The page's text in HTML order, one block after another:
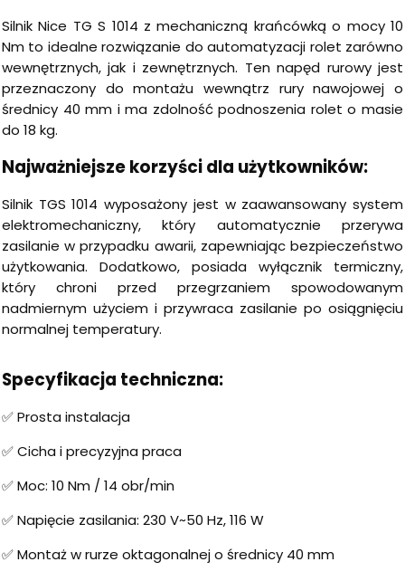
Silnik Nice TG S 1014 z mechaniczną krańcówką o mocy 10
Nm to idealne rozwiązanie do automatyzacji rolet zarówno
wewnętrznych, jak i zewnętrznych. Ten napęd rurowy jest
przeznaczony do montażu wewnątrz rury nawojowej o
średnicy 40 mm i ma zdolność podnoszenia rolet o masie
do 18 kg.
Najważniejsze korzyści dla użytkowników:
Silnik TGS 1014 wyposażony jest w zaawansowany system
elektromechaniczny, który automatycznie przerywa
zasilanie w przypadku awarii, zapewniając bezpieczeństwo
użytkowania. Dodatkowo, posiada wyłącznik termiczny,
który chroni przed przegrzaniem spowodowanym
nadmiernym użyciem i przywraca zasilanie po osiągnięciu
normalnej temperatury.
Specyfikacja techniczna:
✅ Prosta instalacja
✅ Cicha i precyzyjna praca
✅ Moc: 10 Nm / 14 obr/min
✅ Napięcie zasilania: 230 V~50 Hz, 116 W
✅ Montaż w rurze oktagonalnej o średnicy 40 mm